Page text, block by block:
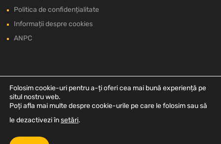
Politica de confidențialitate
Informații despre cookies
ANPC
Folosim cookie-uri pentru a-ți oferi cea mai bună experiență pe
situl nostru web.
Poți afla mai multe despre cookie-urile pe care le folosim sau să
le dezactivezi însetări.